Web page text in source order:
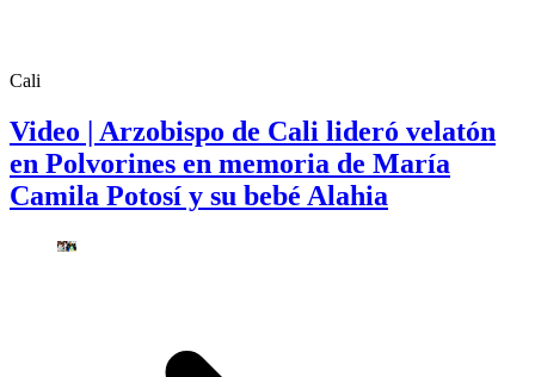
Cali
Video | Arzobispo de Cali lideró velatón
en Polvorines en memoria de María
Camila Potosí y su bebé Alahia